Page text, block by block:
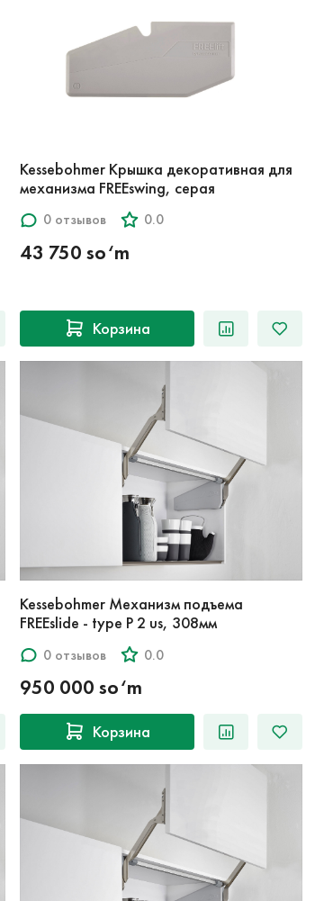
Kessebohmer Крышка декоративная для
механизма FREEswing, серая
0 отзывов 0.0
43 750 so‘m
Корзина
Kessebohmer Механизм подъема
FREEslide - type P 2 us, 308мм
0 отзывов 0.0
950 000 so‘m
Корзина